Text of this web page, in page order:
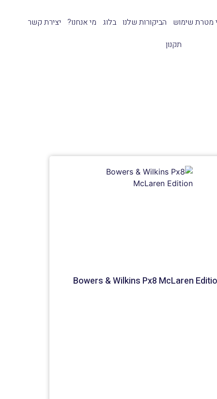
מטרת שימוש הביקורות שלנו בלוג מי אנחנו?
יצירת קשר
תקנון
Bowers & Wilkins Px8 McLaren